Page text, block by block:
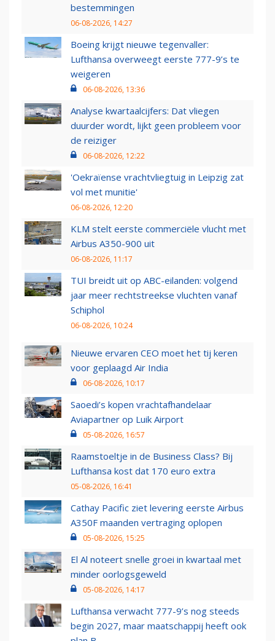
bestemmingen
06-08-2026, 14:27
Boeing krijgt nieuwe tegenvaller:
Lufthansa overweegt eerste 777-9’s te
weigeren
06-08-2026, 13:36
Analyse kwartaalcijfers: Dat vliegen
duurder wordt, lijkt geen probleem voor
de reiziger
06-08-2026, 12:22
'Oekraïense vrachtvliegtuig in Leipzig zat
vol met munitie'
06-08-2026, 12:20
KLM stelt eerste commerciële vlucht met
Airbus A350-900 uit
06-08-2026, 11:17
TUI breidt uit op ABC-eilanden: volgend
jaar meer rechtstreekse vluchten vanaf
Schiphol
06-08-2026, 10:24
Nieuwe ervaren CEO moet het tij keren
voor geplaagd Air India
06-08-2026, 10:17
Saoedi’s kopen vrachtafhandelaar
Aviapartner op Luik Airport
05-08-2026, 16:57
Raamstoeltje in de Business Class? Bij
Lufthansa kost dat 170 euro extra
05-08-2026, 16:41
Cathay Pacific ziet levering eerste Airbus
A350F maanden vertraging oplopen
05-08-2026, 15:25
El Al noteert snelle groei in kwartaal met
minder oorlogsgeweld
05-08-2026, 14:17
Lufthansa verwacht 777-9’s nog steeds
begin 2027, maar maatschappij heeft ook